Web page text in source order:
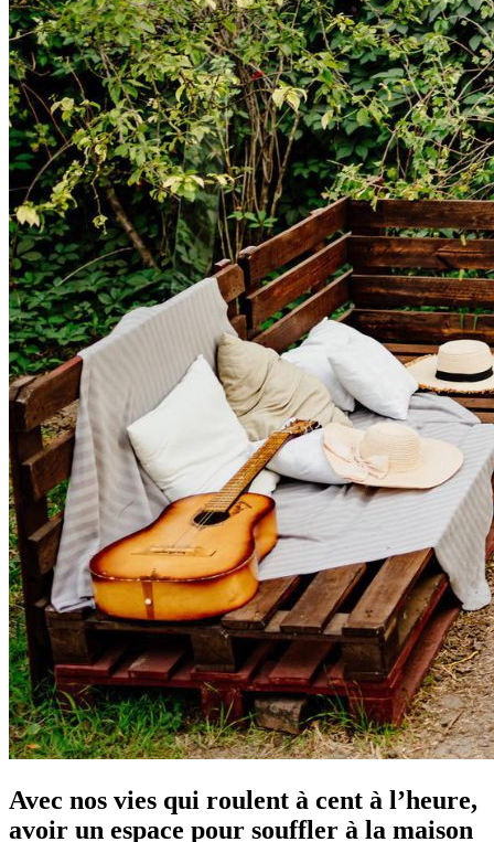
Avec nos vies qui roulent à cent à l’heure,
avoir un espace pour souffler à la maison